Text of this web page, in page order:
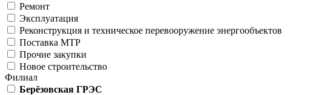
Ремонт
Эксплуатация
Реконструкция и техническое перевооружение энергообъектов
Поставка МТР
Прочие закупки
Новое строительство
Филиал
Берёзовская ГРЭС